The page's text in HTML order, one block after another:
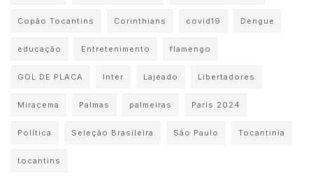
Copão Tocantins Corinthians covid19 Dengue
educação Entretenimento flamengo
GOL DE PLACA Inter Lajeado Libertadores
Miracema Palmas palmeiras Paris 2024
Política Seleção Brasileira São Paulo Tocantinia
tocantins